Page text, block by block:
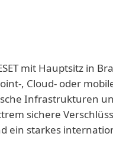
mit Hauptsitz in
, Cloud- oder
Infrastrukturen
sichere
ein starkes